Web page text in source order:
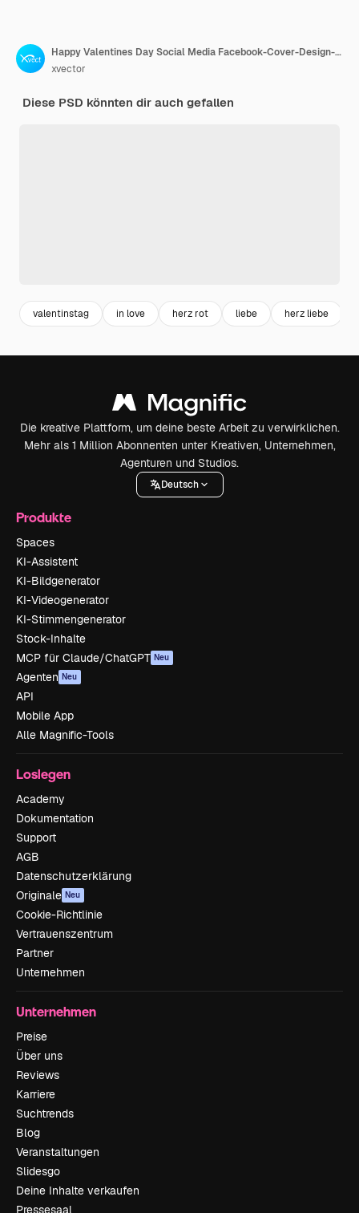
Happy Valentines Day Social Media Facebook-Cover-Design-Vorlage
xvector
Diese PSD könnten dir auch gefallen
valentinstag in love herz rot liebe herz liebe
Die kreative Plattform, um deine beste Arbeit zu verwirklichen.
Mehr als 1 Million Abonnenten unter Kreativen, Unternehmen,
Agenturen und Studios.
Deutsch
Produkte
Spaces
KI-Assistent
KI-Bildgenerator
KI-Videogenerator
KI-Stimmengenerator
Stock-Inhalte
MCP für Claude/ChatGPT Neu
Agenten Neu
API
Mobile App
Alle Magnific-Tools
Loslegen
Academy
Dokumentation
Support
AGB
Datenschutzerklärung
Originale Neu
Cookie-Richtlinie
Vertrauenszentrum
Partner
Unternehmen
Unternehmen
Preise
Über uns
Reviews
Karriere
Suchtrends
Blog
Veranstaltungen
Slidesgo
Deine Inhalte verkaufen
Pressesaal